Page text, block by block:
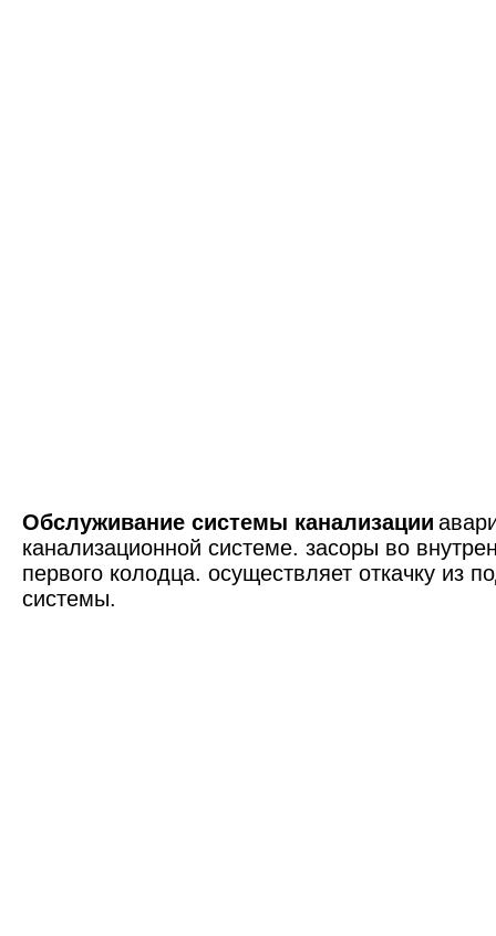
Обслуживание системы канализации
канализационной системе. засоры во
первого колодца. осуществляет откачку из
системы.